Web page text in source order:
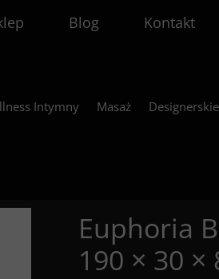
Intymny Masaż
Blog Kontakt
Euphoria
190 × 30 ×